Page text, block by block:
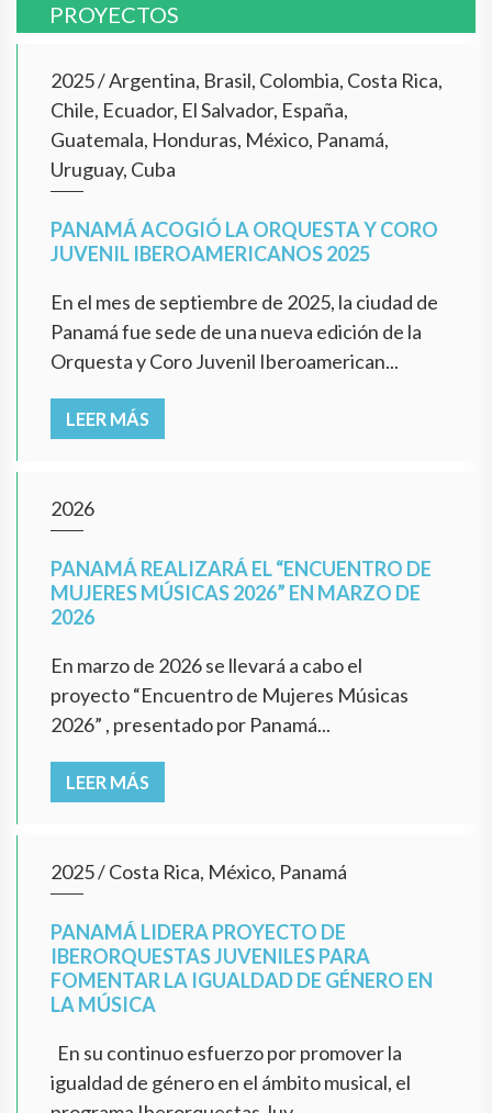
PROYECTOS
2025/Argentina, Brasil, Colombia, Costa Rica,
Chile, Ecuador, El Salvador, España,
Guatemala, Honduras, México, Panamá,
Uruguay, Cuba
PANAMÁ ACOGIÓ LA ORQUESTA Y CORO
JUVENIL IBEROAMERICANOS 2025
En el mes de septiembre de 2025, la ciudad de
Panamá fue sede de una nueva edición de la
Orquesta y Coro Juvenil Iberoamerican...
LEER MÁS
2026
PANAMÁ REALIZARÁ EL “ENCUENTRO DE
MUJERES MÚSICAS 2026” EN MARZO DE
2026
En marzo de 2026 se llevará a cabo el
proyecto “Encuentro de Mujeres Músicas
2026” , presentado por Panamá...
LEER MÁS
2025/Costa Rica, México, Panamá
PANAMÁ LIDERA PROYECTO DE
IBERORQUESTAS JUVENILES PARA
FOMENTAR LA IGUALDAD DE GÉNERO EN
LA MÚSICA
En su continuo esfuerzo por promover la
igualdad de género en el ámbito musical, el